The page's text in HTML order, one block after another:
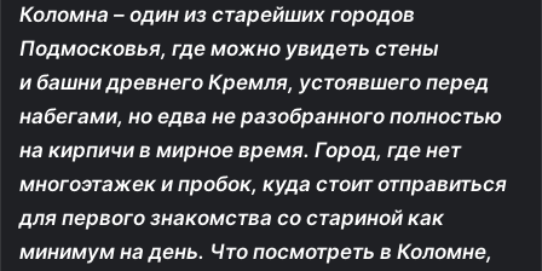
Коломна – один из старейших городов
Подмосковья, где можно увидеть стены
и башни древнего Кремля, устоявшего перед
набегами, но едва не разобранного полностью
на кирпичи в мирное время. Город, где нет
многоэтажек и пробок, куда стоит отправиться
для первого знакомства со стариной как
минимум на день. Что посмотреть в Коломне,